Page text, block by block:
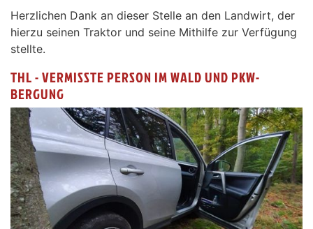
Herzlichen Dank an dieser Stelle an den Landwirt, der
hierzu seinen Traktor und seine Mithilfe zur Verfügung
stellte.
THL - VERMISSTE PERSON IM WALD UND PKW-
BERGUNG